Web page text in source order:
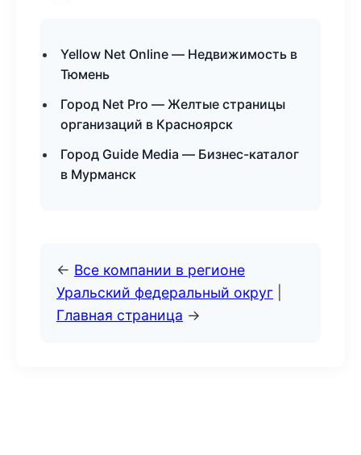
Yellow Net Online — Недвижимость в
Тюмень
Город Net Pro — Желтые страницы
организаций в Красноярск
Город Guide Media — Бизнес-каталог
в Мурманск
← Все компании в регионе
Уральский федеральный округ
Главная страница →